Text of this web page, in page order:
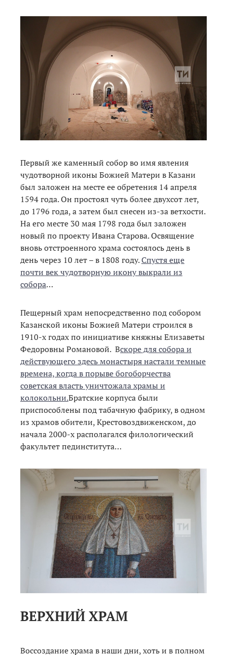
Первый же каменный собор во имя явления
чудотворной иконы Божией Матери в Казани
был заложен на месте ее обретения 14 апреля
1594 года. Он простоял чуть более двухсот лет,
до 1796 года, а затем был снесен из-за ветхости.
На его месте 30 мая 1798 года был заложен
новый по проекту Ивана Старова. Освящение
вновь отстроенного храма состоялось день в
день через 10 лет – в 1808 году.Спустя еще
почти век чудотворную икону выкрали из
собора…
Пещерный храм непосредственно под собором
Казанской иконы Божией Матери строился в
1910-х годах по инициативе княжны Елизаветы
Федоровны Романовой. Вскоре для собора и
действующего здесь монастыря настали темные
времена, когда в порыве богоборчества
советская власть уничтожала храмы и
колокольни.Братские корпуса были
приспособлены под табачную фабрику, в одном
из храмов обители, Крестовоздвиженском, до
начала 2000-х располагался филологический
факультет пединститута…
ВЕРХНИЙ ХРАМ
Воссоздание храма в наши дни, хоть и в полном